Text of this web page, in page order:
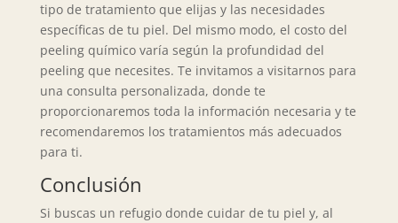
tipo de tratamiento que elijas y las necesidades
específicas de tu piel. Del mismo modo, el costo del
peeling químico varía según la profundidad del
peeling que necesites. Te invitamos a visitarnos para
una consulta personalizada, donde te
proporcionaremos toda la información necesaria y te
recomendaremos los tratamientos más adecuados
para ti.
Conclusión
Si buscas un refugio donde cuidar de tu piel y, al